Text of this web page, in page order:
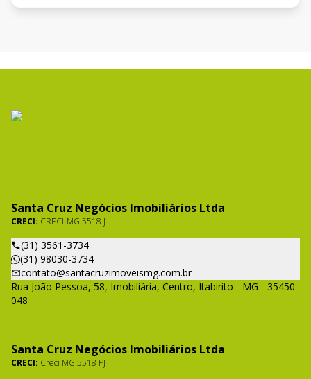
Santa Cruz Negócios Imobiliários Ltda
CRECI: CRECI-MG 5518 J
(31) 3561-3734
(31) 98030-3734
contato@santacruzimoveismg.com.br
Rua João Pessoa, 58, Imobiliária, Centro, Itabirito - MG - 35450-
048
Santa Cruz Negócios Imobiliários Ltda
CRECI: Creci MG 5518 PJ